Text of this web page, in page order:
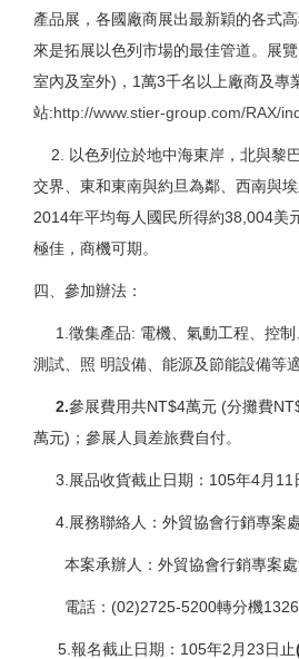
產品展，各國廠商展出最新穎的各式
來是拓展以色列市場的最佳管道。展
室內及室外)，1萬3千名以上廠商及專
站:http://www.stier-group.com/RAX/
2. 以色列位於地中海東岸，北與黎
交界、東和東南與約旦為鄰、西南與埃
2014年平均每人國民所得約38,004美
極佳，商機可期。
四、參加辦法：
1.徵集產品: 電機、氣動工程、控制
測試、照 明設備、能源及節能設備等
2.參展費用共NT$4萬元 (分攤費
萬元)；參展人員差旅費自付。
3.展品收貨截止日期：105年4月11
4.展務聯絡人：外貿協會行銷專案
本案承辦人：外貿協會行銷專案處
電話：(02)2725-5200轉分機1326
5.報名截止日期：105年2月23日止